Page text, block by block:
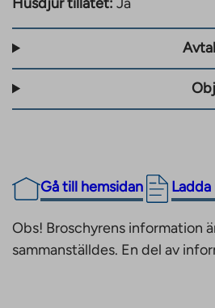
Gå till hemsidan
The
link
takes
you
Obs! Broschyrens information
sammanställdes. En del av